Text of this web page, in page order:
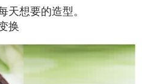
天想要的造型。
换